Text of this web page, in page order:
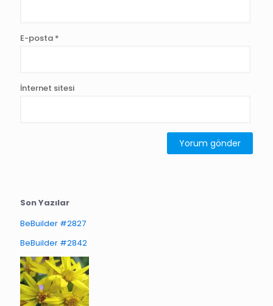
E-posta *
İnternet sitesi
Son Yazılar
BeBuilder #2827
BeBuilder #2842